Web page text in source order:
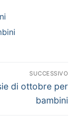
SUCCESSIVO
di ottobre per
bambini